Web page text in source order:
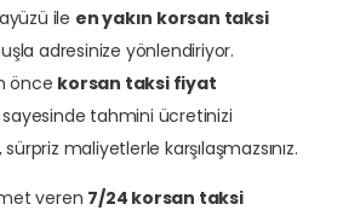
ile en yakın korsan taksi
adresinize yönlendiriyor.
önce korsan taksi fiyat
sayesinde tahmini ücretinizi
maliyetlerle karşılaşmazsınız.
veren 7/24 korsan taksi